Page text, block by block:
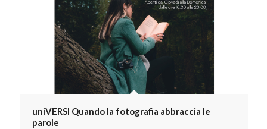
uniVERSI Quando la fotografia abbraccia le
parole